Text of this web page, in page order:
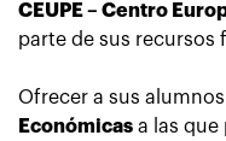
CEUPE – Centro
parte de sus recursos
Ofrecer a sus alumnos
Económicas a las que